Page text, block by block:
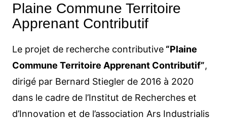
Plaine Commune Territoire
Apprenant Contributif
Le projet de recherche contributive“Plaine
Commune Territoire Apprenant Contributif”,
dirigé par Bernard Stiegler de 2016 à 2020
dans le cadre de l’Institut de Recherches et
d’Innovation et de l’association Ars Industrialis